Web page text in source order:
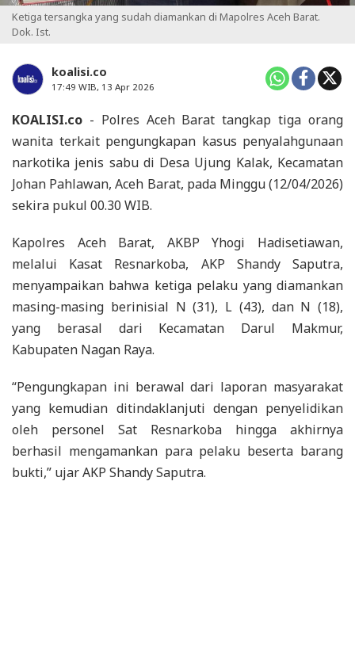
Ketiga tersangka yang sudah diamankan di Mapolres Aceh Barat.
Dok. Ist.
koalisi.co
17:49 WIB, 13 Apr 2026
KOALISI.co - Polres Aceh Barat tangkap tiga orang
wanita terkait pengungkapan kasus penyalahgunaan
narkotika jenis sabu di Desa Ujung Kalak, Kecamatan
Johan Pahlawan, Aceh Barat, pada Minggu (12/04/2026)
sekira pukul 00.30 WIB.
Kapolres Aceh Barat, AKBP Yhogi Hadisetiawan,
melalui Kasat Resnarkoba, AKP Shandy Saputra,
menyampaikan bahwa ketiga pelaku yang diamankan
masing-masing berinisial N (31), L (43), dan N (18),
yang berasal dari Kecamatan Darul Makmur,
Kabupaten Nagan Raya.
“Pengungkapan ini berawal dari laporan masyarakat
yang kemudian ditindaklanjuti dengan penyelidikan
oleh personel Sat Resnarkoba hingga akhirnya
berhasil mengamankan para pelaku beserta barang
bukti,” ujar AKP Shandy Saputra.